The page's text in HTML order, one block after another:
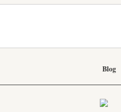
Blog